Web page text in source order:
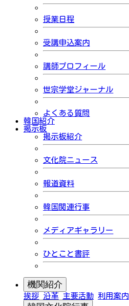
授業日程
受講申込案内
講師プロフィール
世宗学堂ジャーナル
よくある質問
韓国紹介
掲示板
掲示板紹介
文化院ニュース
報道資料
韓国関連行事
メディアギャラリー
ひとこと書評
機関紹介
挨拶 沿革 主要活動 利用案内